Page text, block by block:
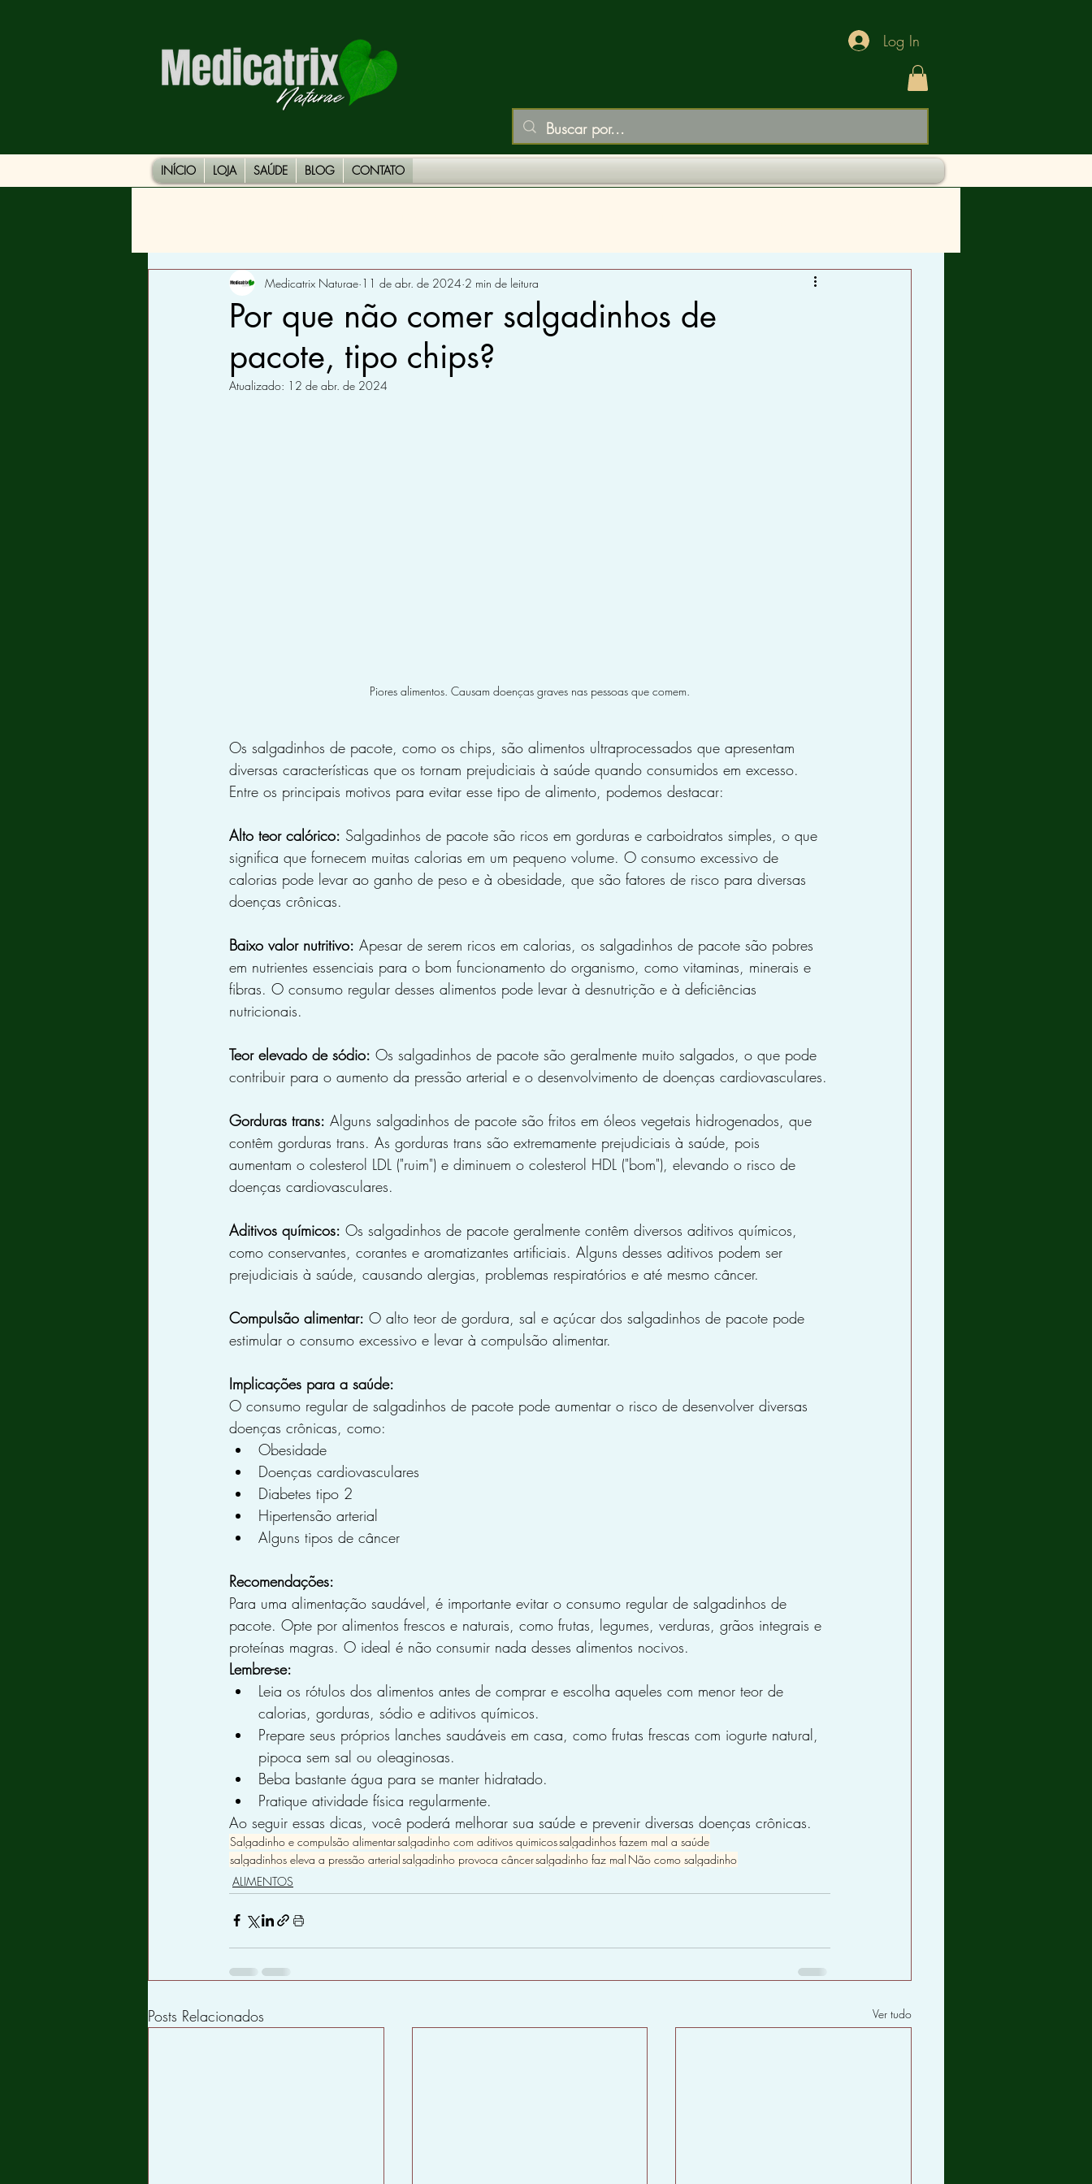
Log In
INÍCIO LOJA SAÚDE BLOG CONTATO
Por que não comer salgadinhos de
pacote, tipo chips?
Medicatrix Naturae 11 de abr. de 2024 2 min de leitura
Atualizado: 12 de abr. de 2024
Piores alimentos. Causam doenças graves nas pessoas que comem.
Os salgadinhos de pacote, como os chips, são alimentos ultraprocessados que apresentam
diversas características que os tornam prejudiciais à saúde quando consumidos em excesso.
Entre os principais motivos para evitar esse tipo de alimento, podemos destacar:
Alto teor calórico: Salgadinhos de pacote são ricos em gorduras e carboidratos simples, o que
significa que fornecem muitas calorias em um pequeno volume. O consumo excessivo de
calorias pode levar ao ganho de peso e à obesidade, que são fatores de risco para diversas
doenças crônicas.
Baixo valor nutritivo: Apesar de serem ricos em calorias, os salgadinhos de pacote são pobres
em nutrientes essenciais para o bom funcionamento do organismo, como vitaminas, minerais e
fibras. O consumo regular desses alimentos pode levar à desnutrição e à deficiências
nutricionais.
Teor elevado de sódio: Os salgadinhos de pacote são geralmente muito salgados, o que pode
contribuir para o aumento da pressão arterial e o desenvolvimento de doenças cardiovasculares.
Gorduras trans: Alguns salgadinhos de pacote são fritos em óleos vegetais hidrogenados, que
contêm gorduras trans. As gorduras trans são extremamente prejudiciais à saúde, pois
aumentam o colesterol LDL ("ruim") e diminuem o colesterol HDL ("bom"), elevando o risco de
doenças cardiovasculares.
Aditivos químicos: Os salgadinhos de pacote geralmente contêm diversos aditivos químicos,
como conservantes, corantes e aromatizantes artificiais. Alguns desses aditivos podem ser
prejudiciais à saúde, causando alergias, problemas respiratórios e até mesmo câncer.
Compulsão alimentar: O alto teor de gordura, sal e açúcar dos salgadinhos de pacote pode
estimular o consumo excessivo e levar à compulsão alimentar.
Implicações para a saúde:
O consumo regular de salgadinhos de pacote pode aumentar o risco de desenvolver diversas
doenças crônicas, como:
Obesidade
Doenças cardiovasculares
Diabetes tipo 2
Hipertensão arterial
Alguns tipos de câncer
Recomendações:
Para uma alimentação saudável, é importante evitar o consumo regular de salgadinhos de
pacote. Opte por alimentos frescos e naturais, como frutas, legumes, verduras, grãos integrais e
proteínas magras. O ideal é não consumir nada desses alimentos nocivos.
Lembre-se:
Leia os rótulos dos alimentos antes de comprar e escolha aqueles com menor teor de
calorias, gorduras, sódio e aditivos químicos.
Prepare seus próprios lanches saudáveis em casa, como frutas frescas com iogurte natural,
pipoca sem sal ou oleaginosas.
Beba bastante água para se manter hidratado.
Pratique atividade física regularmente.
Ao seguir essas dicas, você poderá melhorar sua saúde e prevenir diversas doenças crônicas.
Salgadinho e compulsão alimentarsalgadinho com aditivos quimicossalgadinhos fazem mal a saúde
salgadinhos eleva a pressão arterialsalgadinho provoca câncersalgadinho faz mal Não como salgadinho
ALIMENTOS
Posts Relacionados Ver tudo